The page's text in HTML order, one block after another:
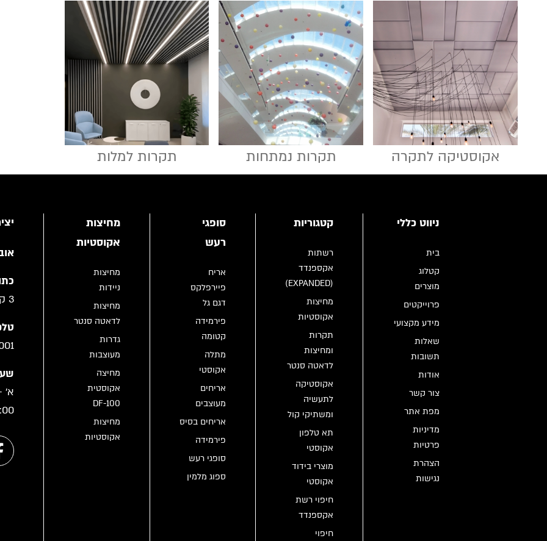
אקוסטיקה לתקרה תקרות נמתחות תקרות למלות
ניווט כללי
בית
קטלוג
מוצרים
פרוייקטים
מידע מקצועי
שאלות
תשובות
אודות
צור קשר
מפת אתר
מדיניות
פרטיות
הצהרת
נגישות
קטגוריות
רשתות
אקספנדד
(EXPANDED)
מחיצות
אקוסטיות
תקרות
ומחיצות
לדאטה סנטר
אקוסטיקה
לתעשיה
ומשתיקי קול
תא טלפון
אקוסטי
מוצרי בידוד
אקוסטי
חיפוי רשת
אקספנדד
חיפוי
סופגי
רעש
אריח
פיירפלקס
דגם גל
פירמידה
קטומה
מתלה
אקוסטי
אריחים
מעוצבים
אריחים בסיס
פירמידה
סופגי רעש
ספוג מלמין
מחיצות
אקוסטיות
מחיצות
ניידות
מחיצות
לדאטה סנטר
גדרות
מעוצבות
מחיצה
אקוסטית
DF-100
מחיצות
אקוסטיות
3 קריית גת